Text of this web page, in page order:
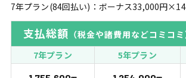
7年プラン(84回払い)：ボーナス33,000円×14
支払総額 （税金や諸費用などコミコミ
7年プラン
5年プラン